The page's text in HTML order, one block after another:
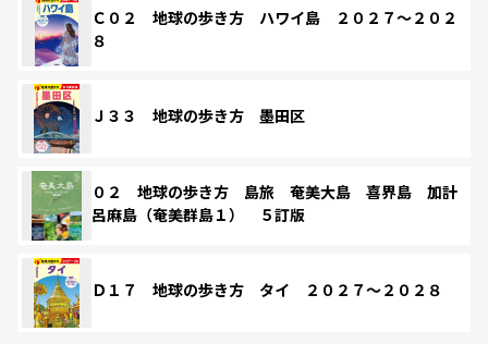
Ｃ０２ 地球の歩き方 ハワイ島 ２０２７～２０２
８
Ｊ３３ 地球の歩き方 墨田区
０２ 地球の歩き方 島旅 奄美大島 喜界島 加計
呂麻島（奄美群島１） ５訂版
Ｄ１７ 地球の歩き方 タイ ２０２７～２０２８